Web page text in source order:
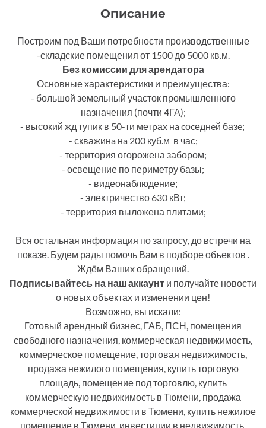
Описание
Построим под Ваши потребности производственные
-складские помещения от 1500 до 5000 кв.м.
Без комиссии для арендатора
Основные характеристики и преимущества:
- большой земельный участок промышленного
назначения (почти 4ГА);
- высокий жд тупик в 50-ти метpаx нa cоcеднeй базe;
- скважинa нa 200 куб.м в час;
- территория огорожена забором;
- освещение по периметру базы;
- видеонаблюдение;
- электричество 630 кВт;
- территория выложена плитами;
Вся остальная информация по запросу, до встречи на
показе. Будем рады помочь Вам в подборе объектов .
Ждём Ваших обращений.
Подписывайтесь на наш аккаунт и получайте новости
о новых объектах и изменении цен!
Возможно, вы искали:
Готовый арендный бизнес, ГАБ, ПСН, помещения
свободного назначения, коммерческая недвижимость,
коммерческое помещение, торговая недвижимость,
продажа нежилого помещения, купить торговую
площадь, помещение под торговлю, купить
коммерческую недвижимость в Тюмени, продажа
коммерческой недвижимости в Тюмени, купить нежилое
помещение в Тюмени, инвестиции в недвижимость,